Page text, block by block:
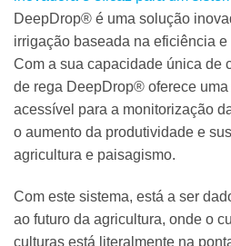
DeepDrop® é uma solução
irrigação baseada na eficiência
Com a sua capacidade única de
de rega DeepDrop® oferece
acessível para a monitorização
o aumento da produtividade e
agricultura e paisagismo.
Com este sistema, está a ser
ao futuro da agricultura, onde o
culturas está literalmente na